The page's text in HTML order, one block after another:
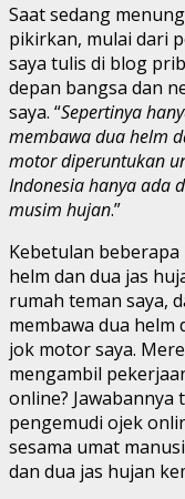
Saat sedang
pikirkan, mulai dari
saya tulis di blog
depan bangsa dan
saya. “Sepertinya
membawa dua helm
motor diperuntukan
Indonesia hanya ada
musim hujan.”
Kebetulan beberapa
helm dan dua jas
rumah teman saya,
membawa dua helm
jok motor saya.
mengambil
online? Jawabannya
pengemudi ojek
sesama umat
dan dua jas hujan